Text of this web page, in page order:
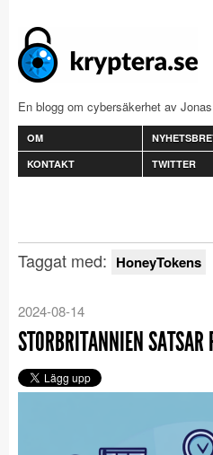
En blogg om cybersäkerhet av
OM
KONTAKT
TWITTER
Taggat med: HoneyTokens
2024-08-14
STORBRITANNIEN SATSAR